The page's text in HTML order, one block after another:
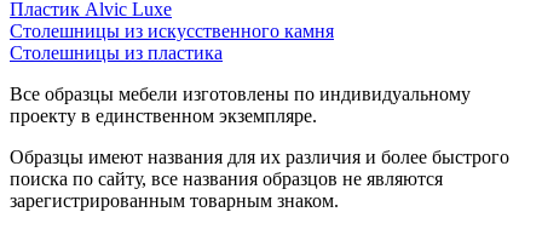
Пластик Alvic Luxe
Столешницы из искусственного камня
Столешницы из пластика
Все образцы мебели изготовлены по индивидуальному
проекту в единственном экземпляре.
Образцы имеют названия для их различия и более быстрого
поиска по сайту, все названия образцов не являются
зарегистрированным товарным знаком.